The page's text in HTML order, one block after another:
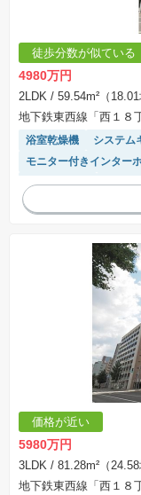
徒歩分数が似ている
4980万円
2LDK / 59.54m²（18.01
地下鉄東西線「西１８
浴室乾燥機 システム
モニター付きインター
宅配ボックス
駐車場
価格が近い
5980万円
3LDK / 81.28m²（24.58
地下鉄東西線「西１８